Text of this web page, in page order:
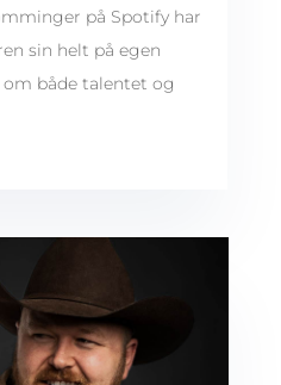
på Spotify har
sin helt på egen
både talentet og